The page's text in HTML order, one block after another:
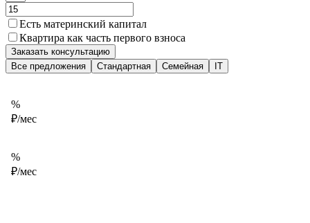
Есть материнский капитал
Квартира как часть первого взноса
Заказать консультацию
Все предложения
Стандартная Семейная IT
%
₽/мес
%
₽/мес